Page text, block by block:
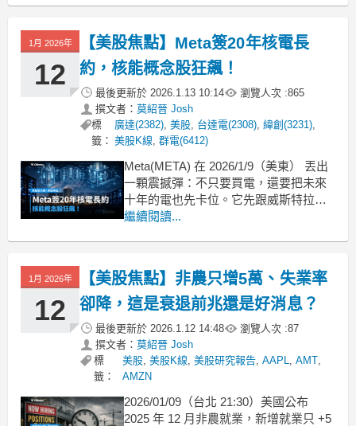
部對 Fed 主席 Powell
1月 2026年
12
【美股焦點】Meta簽20年核電長
約，核能概念股狂飆！
最後更新於 2026.1.13 10:14 瀏覽人次 :865
撰文者： 莫紹晉 Josh
標
籤：
廣達(2382), 美股, 台達電(2308), 緯創(3231),
美股K線, 群電(6412)
Meta(META) 在 2026/1/9（美東） 丟出
一顆震撼彈：不只要買電，還要把未來
十年的電也先卡位。它先跟威斯特拉
(VST) 簽下 20年長期買電合約，再同步
合計支援最高6.6GW 的核能供電能力。
市場第
繼續閱讀...
1月 2026年
12
【美股焦點】非農只增5萬、失業率
卻降，這是衰退前兆還是好消息？
最後更新於 2026.1.12 14:48 瀏覽人次 :87
撰文者： 莫紹晉 Josh
標
籤：
美股,美股K線,美股研究報告,AAPL,AMT,
AMZN
2026/01/09（台北 21:30）美國公布
2025 年 12 月非農就業，新增就業只 +5